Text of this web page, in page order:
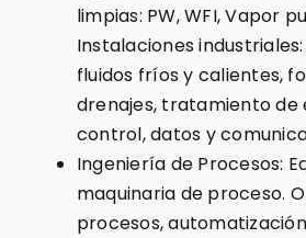
limpias: PW, WFI, Vapor
Instalaciones
fluidos fríos y calientes,
drenajes, tratamiento de
control, datos y
Ingeniería de Procesos:
maquinaria de proceso.
procesos,